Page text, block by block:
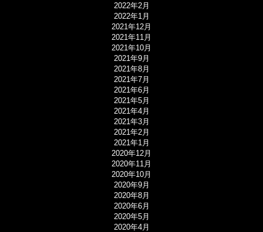
2022年2月
2022年1月
2021年12月
2021年11月
2021年10月
2021年9月
2021年8月
2021年7月
2021年6月
2021年5月
2021年4月
2021年3月
2021年2月
2021年1月
2020年12月
2020年11月
2020年10月
2020年9月
2020年8月
2020年6月
2020年5月
2020年4月